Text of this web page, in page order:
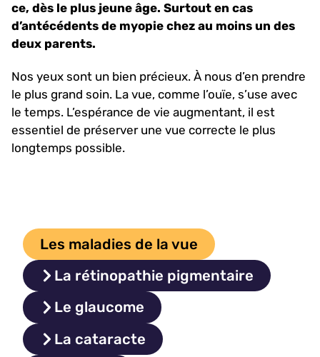
ce, dès le plus jeune âge. Surtout en cas
d’antécédents de myopie chez au moins un des
deux parents.
Nos yeux sont un bien précieux. À nous d’en prendre
le plus grand soin. La vue, comme l’ouïe, s’use avec
le temps. L’espérance de vie augmentant, il est
essentiel de préserver une vue correcte le plus
longtemps possible.
Les maladies de la vue
La rétinopathie pigmentaire
Le glaucome
La cataracte